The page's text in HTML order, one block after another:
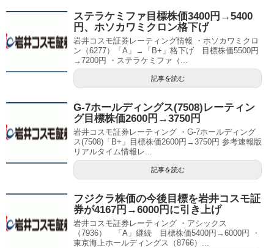
ステラケミファ目標株価3400円→5400
円、ホソカワミクロン格下げ
岩井コスモ証券レーティング情報 ・ホソカワミクロ
ン（6277）「A」→「B+」格下げ 目標株価5500円
→7200円 ・ステラケミファ（...
記事を読む
G-7ホールディングス(7508)レーティン
グ目標株価2600円→3750円
岩井コスモ証券レーティング ・G-7ホールディング
ス(7508)「B+」目標株価2600円→3750円 参考速報版
リアルタイム情報レ...
記事を読む
フジクラ株価の今後目標を岩井コスモ証
券が4167円→6000円に引き上げ
岩井コスモ証券レーティング ・アシックス
（7936） 「A」継続 目標株価5400円→6000円 ・
東京海上ホールディングス（8766）...